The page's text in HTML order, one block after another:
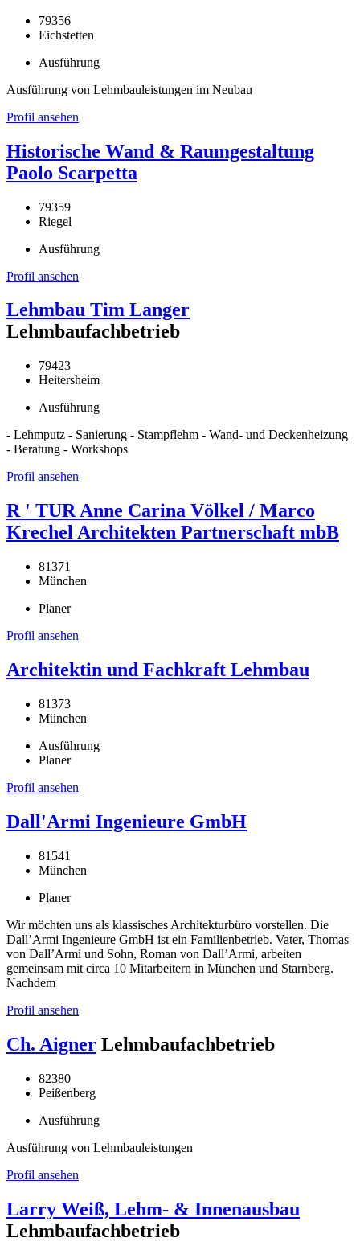
79356
Eichstetten
Ausführung
Ausführung von Lehmbauleistungen im Neubau
Profil ansehen
Historische Wand & Raumgestaltung
Paolo Scarpetta
79359
Riegel
Ausführung
Profil ansehen
Lehmbau Tim Langer
Lehmbaufachbetrieb
79423
Heitersheim
Ausführung
- Lehmputz - Sanierung - Stampflehm - Wand- und Deckenheizung
- Beratung - Workshops
Profil ansehen
R ' TUR Anne Carina Völkel / Marco
Krechel Architekten Partnerschaft mbB
81371
München
Planer
Profil ansehen
Architektin und Fachkraft Lehmbau
81373
München
Ausführung
Planer
Profil ansehen
Dall'Armi Ingenieure GmbH
81541
München
Planer
Wir möchten uns als klassisches Architekturbüro vorstellen. Die
Dall’Armi Ingenieure GmbH ist ein Familienbetrieb. Vater, Thomas
von Dall’Armi und Sohn, Roman von Dall’Armi, arbeiten
gemeinsam mit circa 10 Mitarbeitern in München und Starnberg.
Nachdem
Profil ansehen
Ch. Aigner Lehmbaufachbetrieb
82380
Peißenberg
Ausführung
Ausführung von Lehmbauleistungen
Profil ansehen
Larry Weiß, Lehm- & Innenausbau
Lehmbaufachbetrieb